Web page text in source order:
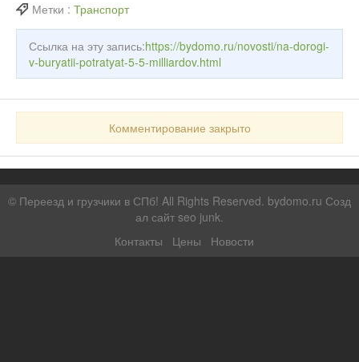
Метки : Транспорт
Ссылка на эту запись:https://bydomo.ru/novosti/na-dorogi-
v-buryatii-potratyat-5-5-milliardov.html
Комментирование закрыто
© Переезд и грузчики в СПб! All Rights Reserved. bydomo.ru Созд
ал сайт seo junk.
Контакты
Цены Новости